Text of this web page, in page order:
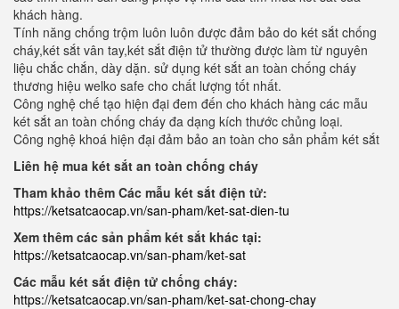
khách hàng.
Tính năng chống trộm luôn luôn được đảm bảo do két sắt chống
cháy,két sắt vân tay,két sắt điện tử thường được làm từ nguyên
liệu chắc chắn, dày dặn. sử dụng két sắt an toàn chống cháy
thương hiệu welko safe cho chất lượng tốt nhất.
Công nghệ chế tạo hiện đại đem đến cho khách hàng các mẫu
két sắt an toàn chống cháy đa dạng kích thước chủng loại.
Công nghệ khoá hiện đại đảm bảo an toàn cho sản phẩm két sắt
Liên hệ mua két sắt an toàn chống cháy
Tham khảo thêm Các mẫu két sắt điện tử:
https://ketsatcaocap.vn/san-pham/ket-sat-dien-tu
Xem thêm các sản phẩm két sắt khác tại:
https://ketsatcaocap.vn/san-pham/ket-sat
Các mẫu két sắt điện tử chống cháy:
https://ketsatcaocap.vn/san-pham/ket-sat-chong-chay